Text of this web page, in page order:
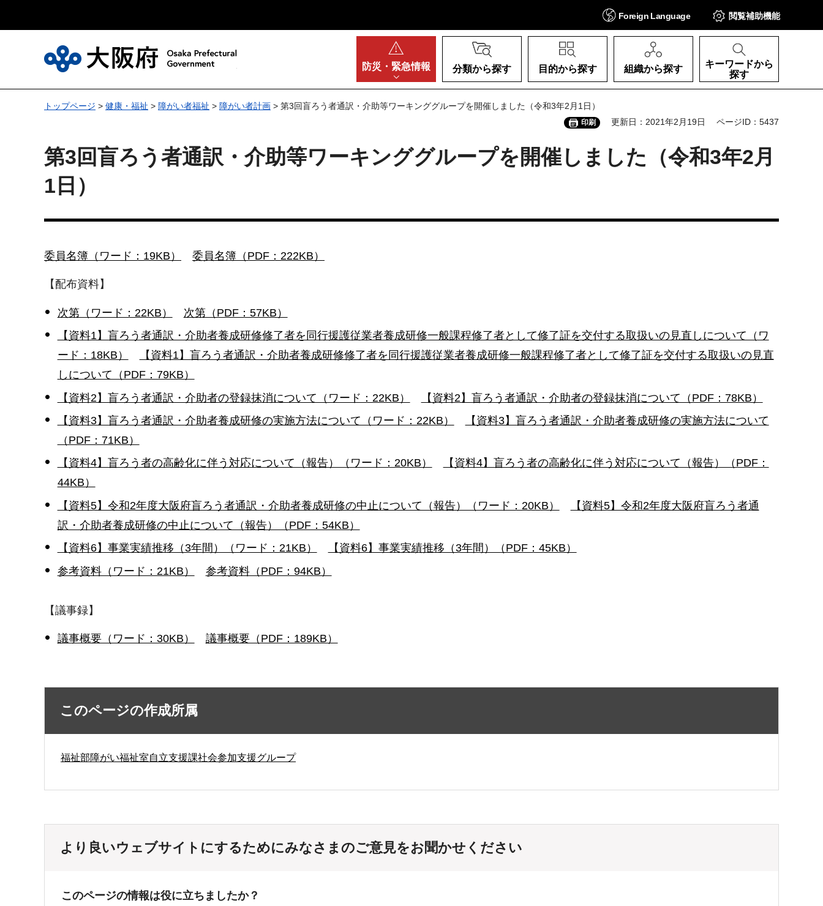
Foreign Language 閲覧補助機能
防災・ 緊急情報 分類から探す 目的から探す 組織から探す
キーワードから
探す
トップページ > 健康・福祉 > 障がい者福祉 > 障がい者計画 > 第3回盲ろう者通訳・介助等ワーキンググループを開催しました（令和3年2月1日）
印刷 更新日：2021年2月19日 ページID：5437
第3回盲ろう者通訳・介助等ワーキンググループを開催しました（令和3年2月
1日）
委員名簿（ワード：19KB） 委員名簿（PDF：222KB）
【配布資料】
次第（ワード：22KB）
次第（PDF：57KB）
【資料1】盲ろう者通訳・介助者養成研修修了者を同行援護従業者養成研修一般課程修了者として修了証を交付する取扱いの見直しについて（ワ
ード：18KB）
【資料1】盲ろう者通訳・介助者養成研修修了者を同行援護従業者養成研修一般課程修了者として修了証を交付する取扱いの見直
しについて（PDF：79KB）
【資料2】盲ろう者通訳・介助者の登録抹消について（ワード：22KB）
【資料2】盲ろう者通訳・介助者の登録抹消について（PDF：78KB）
【資料3】盲ろう者通訳・介助者養成研修の実施方法について（ワード：22KB）
【資料3】盲ろう者通訳・介助者養成研修の実施方法について
（PDF：71KB）
【資料4】盲ろう者の高齢化に伴う対応について（報告）（ワード：20KB）
【資料4】盲ろう者の高齢化に伴う対応について（報告）（PDF：
44KB）
【資料5】令和2年度大阪府盲ろう者通訳・介助者養成研修の中止について（報告）（ワード：20KB）
【資料5】令和2年度大阪府盲ろう者通
訳・介助者養成研修の中止について（報告）（PDF：54KB）
【資料6】事業実績推移（3年間）（ワード：21KB）
【資料6】事業実績推移（3年間）（PDF：45KB）
参考資料（ワード：21KB）
参考資料（PDF：94KB）
【議事録】
議事概要（ワード：30KB） 議事概要（PDF：189KB）
このページの作成所属
福祉部障がい福祉室自立支援課社会参加支援グループ
より良いウェブサイトにするためにみなさまのご意見をお聞かせください
このページの情報は役に立ちましたか？